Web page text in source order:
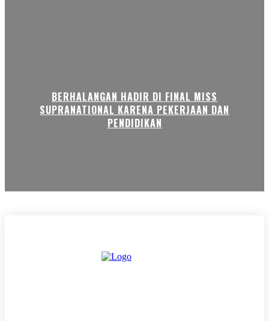
BERHALANGAN HADIR DI FINAL MISS
SUPRANATIONAL KARENA PEKERJAAN DAN
PENDIDIKAN